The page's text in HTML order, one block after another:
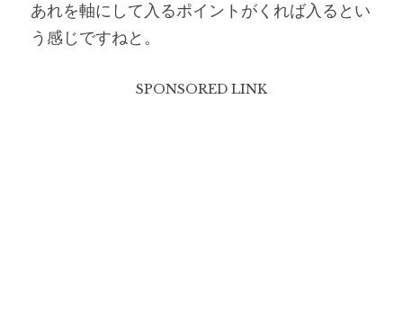
あれを軸にして入るポイントがくれば入るとい
う感じですねと。
SPONSORED LINK